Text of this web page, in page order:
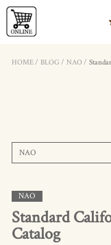
HOME/ BLOG / NAO/
NAO
NAO
Standard
Catalog